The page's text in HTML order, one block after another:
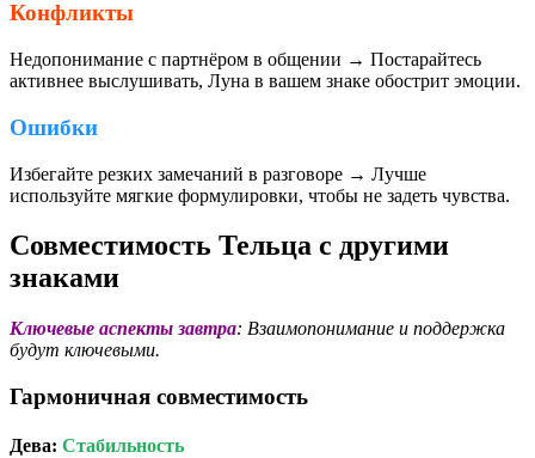
Конфликты
Недопонимание с партнёром в общении → Постарайтесь
активнее выслушивать, Луна в вашем знаке обострит эмоции.
Ошибки
Избегайте резких замечаний в разговоре → Лучше
используйте мягкие формулировки, чтобы не задеть чувства.
Совместимость Тельца с другими
знаками
Ключевые аспекты завтра: Взаимопонимание и поддержка
будут ключевыми.
Гармоничная совместимость
Дева: Стабильность